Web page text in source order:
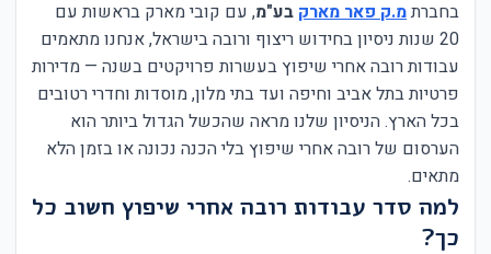
בחברתמ.ק פאר מארק בע"מ, עם קובי מארק בראשות עם
20 שנות ניסיון בחידוש ריצוף ורובה בישראל, אנחנו מתאמים
עבודות רובה אחרי שיפוץ בעשרות פרויקטים בשנה — מדירות
פרטיות בתל אביב וחיפה ועד בתי מלון, מוסדות וחדרי רטובים
בכל הארץ. הניסיון שלנו מראה שהכשל הגדול ביותר הוא
הערסום של רובה אחרי שיפוץ בלי הכנה נכונה או בזמן הלא
מתאים.
למה סדר עבודות רובה אחרי שיפוץ חשוב כל
כך?